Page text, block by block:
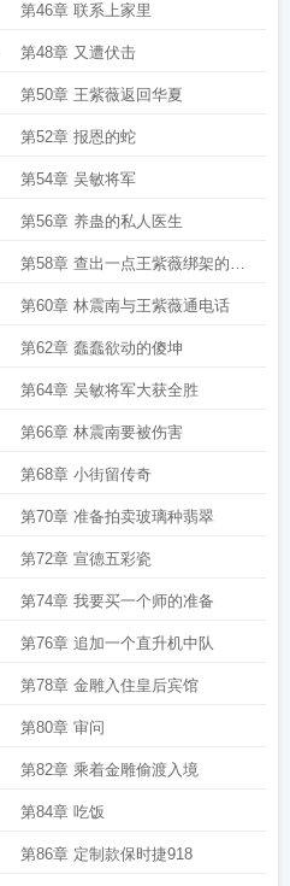
第46章 联系上家里
第48章 又遭伏击
第50章 王紫薇返回华夏
第52章 报恩的蛇
第54章 吴敏将军
第56章 养蛊的私人医生
第58章 查出一点王紫薇绑架的信
息
第60章 林震南与王紫薇通电话
第62章 蠢蠢欲动的傻坤
第64章 吴敏将军大获全胜
第66章 林震南要被伤害
第68章 小街留传奇
第70章 准备拍卖玻璃种翡翠
第72章 宣德五彩瓷
第74章 我要买一个师的准备
第76章 追加一个直升机中队
第78章 金雕入住皇后宾馆
第80章 审问
第82章 乘着金雕偷渡入境
第84章 吃饭
第86章 定制款保时捷918